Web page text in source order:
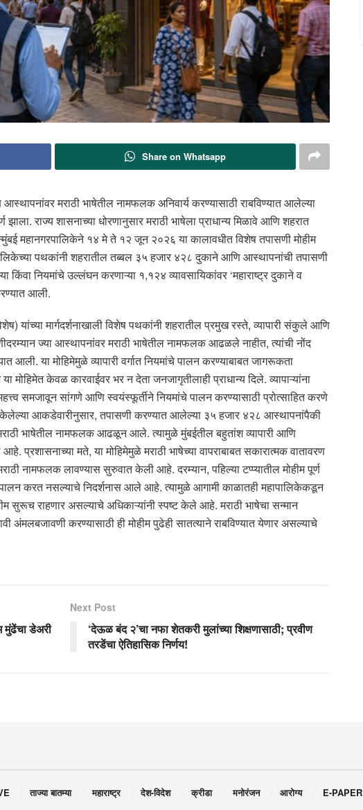
Share on Whatsapp
मराठी भाषेतील नामफलक अनिवार्य करण्यासाठी राबविण्यात आलेल्या
राज्य शासनाच्या धोरणानुसार मराठी भाषेला प्राधान्य मिळावे आणि शहरात
महानगरपालिकेने १४ मे ते १२ जून २०२६ या कालावधीत विशेष तपासणी मोहीम
पथकांनी शहरातील तब्बल ३५ हजार ४२८ दुकाने आणि आस्थापनांची तपासणी
किंवा नियमांचे उल्लंघन करणाऱ्या १,१२४ व्यावसायिकांवर ‘महाराष्ट्र दुकाने व
आली.
यांच्या मार्गदर्शनाखाली विशेष पथकांनी शहरातील प्रमुख रस्ते, व्यापारी संकुले आणि
ज्या आस्थापनांवर मराठी भाषेतील नामफलक आढळले नाहीत, त्यांची नोंद
आली. या मोहिमेमुळे व्यापारी वर्गात नियमांचे पालन करण्याबाबत जागरूकता
केवळ कारवाईवर भर न देता जनजागृतीलाही प्राधान्य दिले. व्यापाऱ्यांना
समजावून सांगणे आणि स्वयंस्फूर्तीने नियमांचे पालन करण्यासाठी प्रोत्साहित करणे
केलेल्या आकडेवारीनुसार, तपासणी करण्यात आलेल्या ३५ हजार ४२८ आस्थापनांपैकी
भाषेतील नामफलक आढळून आले. त्यामुळे मुंबईतील बहुतांश व्यापारी आणि
प्रशासनाच्या मते, या मोहिमेमुळे मराठी भाषेच्या वापराबाबत सकारात्मक वातावरण
नामफलक लावण्यास सुरुवात केली आहे. दरम्यान, पहिल्या टप्प्यातील मोहीम पूर्ण
पालन करत नसल्याचे निदर्शनास आले आहे. त्यामुळे आगामी काळातही महापालिकेकडून
सुरूच राहणार असल्याचे अधिकाऱ्यांनी स्पष्ट केले आहे. मराठी भाषेचा सन्मान
अंमलबजावणी करण्यासाठी ही मोहीम पुढेही सातत्याने राबविण्यात येणार असल्याचे
मुंढेंचा डेअरी
Next Post
‘देऊळ बंद २’चा नफा शेतकरी मुलांच्या शिक्षणासाठी; प्रवीण
तरडेंचा ऐतिहासिक निर्णय!
ताज्या बातम्या महाराष्ट्र देश-विदेश क्रीडा मनोरंजन आरोग्य E-PAPER